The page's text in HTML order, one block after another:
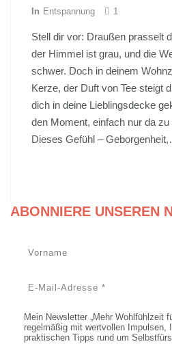
In Entspannung 1
Stell dir vor: Draußen prasselt
der Himmel ist grau, und die
schwer. Doch in deinem
Kerze, der Duft von Tee steigt
dich in deine Lieblingsdecke
den Moment, einfach nur da zu
Dieses Gefühl –
ABONNIERE UNSEREN
Mein Newsletter „Mehr Wohlfühlzeit
regelmäßig mit wertvollen Impulsen,
praktischen Tipps rund um